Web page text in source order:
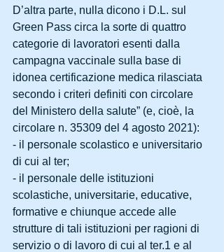
D’altra parte, nulla dicono i D.L. sul
Green Pass circa la sorte di quattro
categorie di lavoratori esenti dalla
campagna vaccinale sulla base di
idonea certificazione medica rilasciata
secondo i criteri definiti con circolare
del Ministero della salute” (e, cioè, la
circolare n. 35309 del 4 agosto 2021):
- il personale scolastico e universitario
di cui al ter;
- il personale delle istituzioni
scolastiche, universitarie, educative,
formative e chiunque accede alle
strutture di tali istituzioni per ragioni di
servizio o di lavoro di cui al ter.1 e al